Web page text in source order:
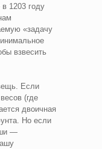
1203 году
«задачу
взвесить
Если
(где
двоичная
Но если
—